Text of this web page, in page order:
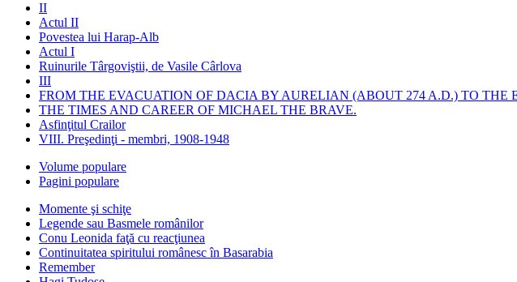
II
Actul II
Povestea lui Harap-Alb
Actul I
Ruinurile Târgoviştii, de Vasile Cârlova
III
FROM THE EVACUATION OF DACIA BY AURELIAN (ABOUT 274 A.D.) TO
THE TIMES AND CAREER OF MICHAEL THE BRAVE.
Asfinţitul Crailor
VIII. Preşedinţi - membri, 1908-1948
Volume populare
Pagini populare
Momente şi schiţe
Legende sau Basmele românilor
Conu Leonida faţă cu reacţiunea
Continuitatea spiritului românesc în Basarabia
Remember